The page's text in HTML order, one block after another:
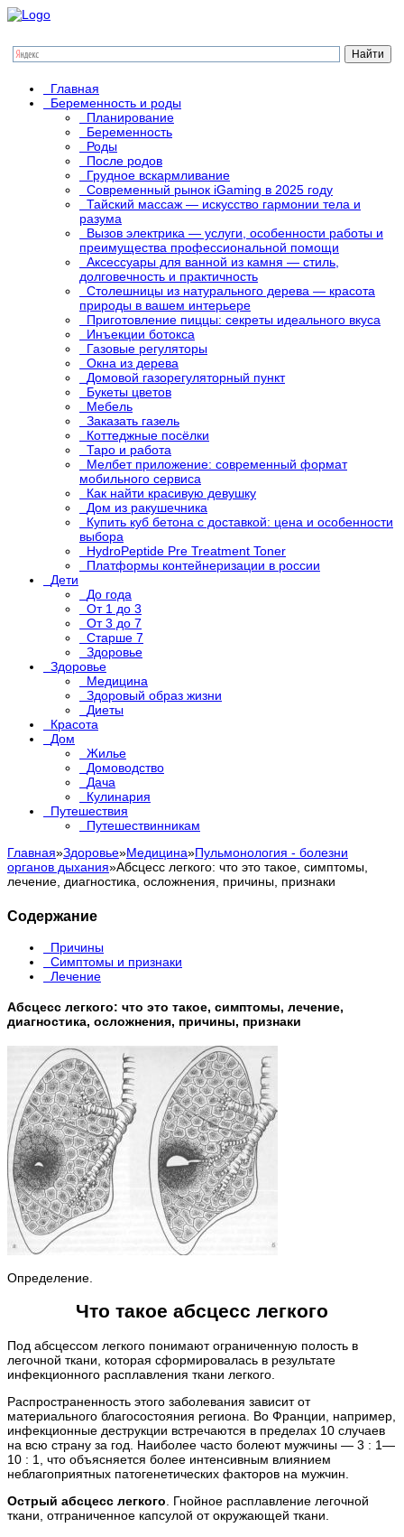
Главная
Беременность и роды
Планирование
Беременность
Роды
После родов
Грудное вскармливание
Современный рынок iGaming в 2025 году
Тайский массаж — искусство гармонии тела и
разума
Вызов электрика — услуги, особенности работы и
преимущества профессиональной помощи
Аксессуары для ванной из камня — стиль,
долговечность и практичность
Столешницы из натурального дерева — красота
природы в вашем интерьере
Приготовление пиццы: секреты идеального вкуса
Инъекции ботокса
Газовые регуляторы
Окна из дерева
Домовой газорегуляторный пункт
Букеты цветов
Мебель
Заказать газель
Коттеджные посёлки
Таро и работа
Мелбет приложение: современный формат
мобильного сервиса
Как найти красивую девушку
Дом из ракушечника
Купить куб бетона с доставкой: цена и особенности
выбора
HydroPeptide Pre Treatment Toner
Платформы контейнеризации в россии
Дети
До года
От 1 до 3
От 3 до 7
Старше 7
Здоровье
Здоровье
Медицина
Здоровый образ жизни
Диеты
Красота
Дом
Жилье
Домоводство
Дача
Кулинария
Путешествия
Путешествинникам
Главная»Здоровье»Медицина»Пульмонология - болезни
органов дыхания»Абсцесс легкого: что это такое, симптомы,
лечение, диагностика, осложнения, причины, признаки
Содержание
Причины
Симптомы и признаки
Лечение
Абсцесс легкого: что это такое, симптомы, лечение,
диагностика, осложнения, причины, признаки
Определение.
Что такое абсцесс легкого
Под абсцессом легкого понимают ограниченную полость в
легочной ткани, которая сформировалась в результате
инфекционного расплавления ткани легкого.
Распространенность этого заболевания зависит от
материального благосостояния региона. Во Франции, например,
инфекционные деструкции встречаются в пределах 10 случаев
на всю страну за год. Наиболее часто болеют мужчины — 3 : 1—
10 : 1, что объясняется более интенсивным влиянием
неблагоприятных патогенетических факторов на мужчин.
Острый абсцесс легкого . Гнойное расплавление легочной
ткани, отграниченное капсулой от окружающей ткани.